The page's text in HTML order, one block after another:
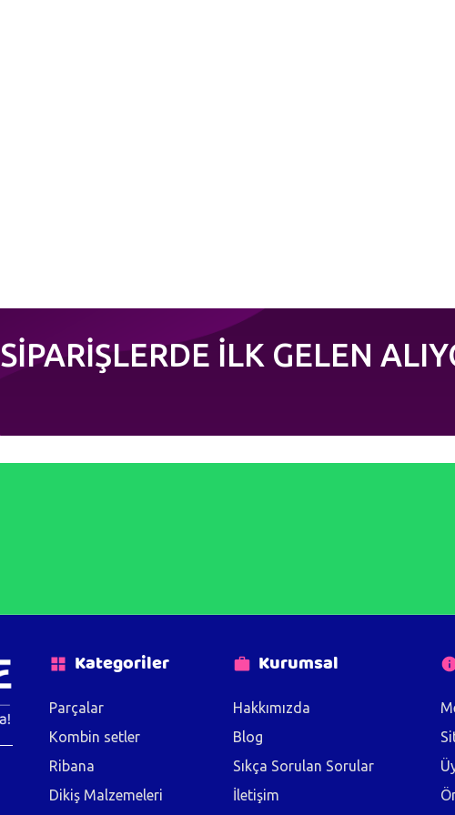
SİPARİŞLERDE İLK GELEN
Kategoriler
Parçalar
Kombin setler
Ribana
Dikiş Malzemeleri
Kurumsal
Hakkımızda
Blog
Sıkça Sorulan Sorular
İletişim